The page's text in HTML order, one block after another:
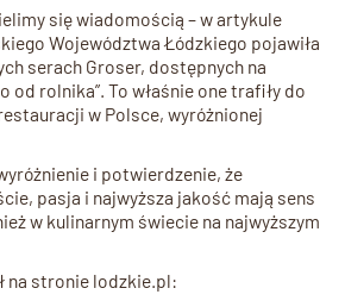
się wiadomością – w artykule
Województwa Łódzkiego pojawiła
serach Groser, dostępnych na
od rolnika”. To właśnie one trafiły do
w Polsce, wyróżnionej
i potwierdzenie, że
pasja i najwyższa jakość mają sens
w kulinarnym świecie na najwyższym
na stronie lodzkie.pl: